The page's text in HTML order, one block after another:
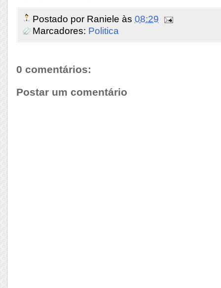
Postado por Raniele às 08:29
Marcadores: Politica
0 comentários:
Postar um comentário